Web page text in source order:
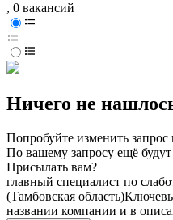
, 0 вакансий
Ничего не
Попробуйте изменить
По вашему запросу ещё
Присылать вам?
главный специалист по
(Тамбовская область)
названии компании и в